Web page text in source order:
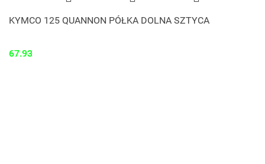
KYMCO 125 QUANNON PÓŁKA DOLNA SZTYCA
67.93